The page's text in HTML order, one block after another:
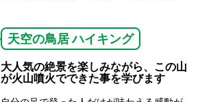
天空の鳥居 ハイキング
大人気の絶景を楽しみながら、この山
が火山噴火でできた事を学びます